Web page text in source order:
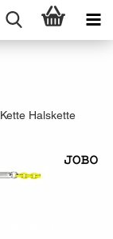
Halskette